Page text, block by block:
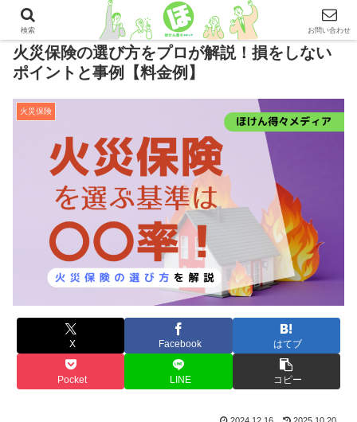
火災保険の選び方をプロが解説！損をしない
ポイントと事例【料金例】
火災保険
X Facebook はてブ
Pocket LINE コピー
検索 お問い合わせ